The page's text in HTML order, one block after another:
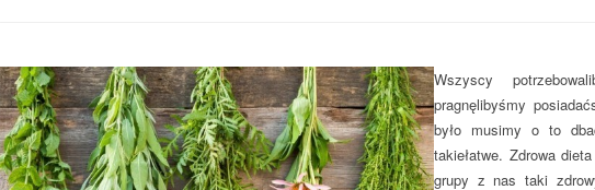
Wszyscy
pragnęlibyśmy
było musimy o to
takiełatwe. Zdrowa
grupy z nas taki